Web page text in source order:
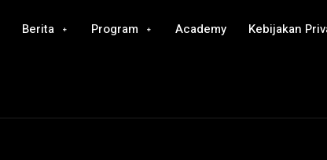
Berita Program Academy Kebijakan